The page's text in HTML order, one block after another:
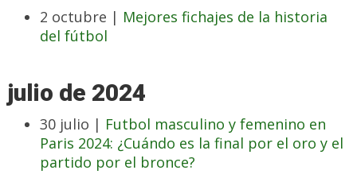
2 octubre | Mejores fichajes de la historia
del fútbol
julio de 2024
30 julio | Futbol masculino y femenino en
Paris 2024: ¿Cuándo es la final por el oro y el
partido por el bronce?